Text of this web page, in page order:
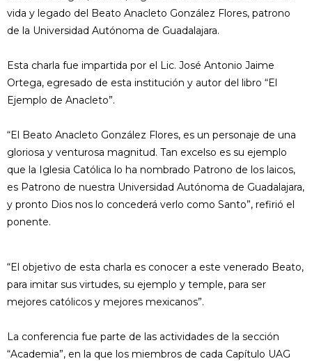
vida y legado del Beato Anacleto González Flores, patrono
de la Universidad Autónoma de Guadalajara.
Esta charla fue impartida por el Lic. José Antonio Jaime
Ortega, egresado de esta institución y autor del libro “El
Ejemplo de Anacleto”.
“El Beato Anacleto González Flores, es un personaje de una
gloriosa y venturosa magnitud. Tan excelso es su ejemplo
que la Iglesia Católica lo ha nombrado Patrono de los laicos,
es Patrono de nuestra Universidad Autónoma de Guadalajara,
y pronto Dios nos lo concederá verlo como Santo”, refirió el
ponente.
“El objetivo de esta charla es conocer a este venerado Beato,
para imitar sus virtudes, su ejemplo y temple, para ser
mejores católicos y mejores mexicanos”.
La conferencia fue parte de las actividades de la sección
“Academia”, en la que los miembros de cada Capítulo UAG